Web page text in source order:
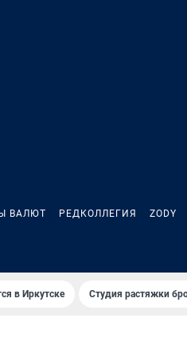
ВАЛЮТ РЕДКОЛЛЕГИЯ ZODY
в Иркутске Студия растяжки